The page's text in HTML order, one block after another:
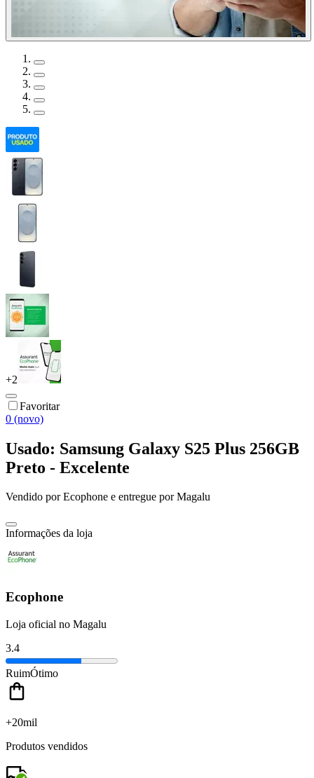
+2
Favoritar
0 (novo)
Usado: Samsung Galaxy S25 Plus 256GB
Preto - Excelente
Vendido porEcophone e entregue por Magalu
Informações da loja
Ecophone
Loja oficial no Magalu
3.4
RuimÓtimo
+20mil
Produtos vendidos